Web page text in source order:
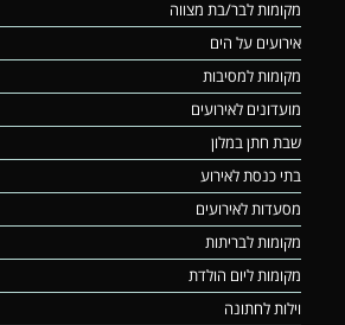
מקומות לבר/בת מצווה
אירועים על הים
מקומות למסיבות
מועדונים לאירועים
שבת חתן במלון
בתי כנסת לאירוע
מסעדות לאירועים
מקומות לבריתות
מקומות ליום הולדת
וילות לחתונה